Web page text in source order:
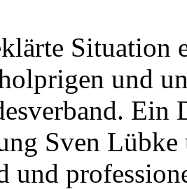
Situation
und
Ein
Sven
und